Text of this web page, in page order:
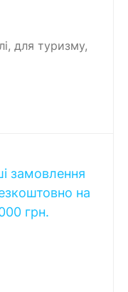
для туризму,
замовлення
на
грн.